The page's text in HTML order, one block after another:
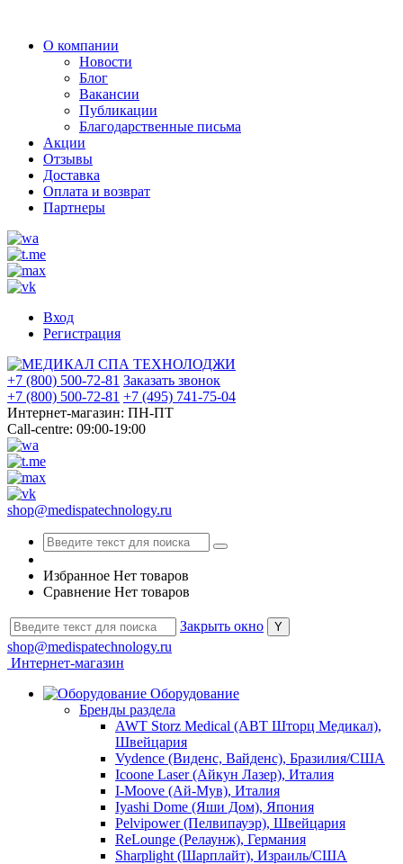
О компании
Новости
Блог
Вакансии
Публикации
Благодарственные письма
Акции
Отзывы
Доставка
Оплата и возврат
Партнеры
Вход
Регистрация
+7 (800) 500-72-81 Заказать звонок
+7 (800) 500-72-81 +7 (495) 741-75-04
Интернет-магазин: ПН-ПТ
Call-centre: 09:00-19:00
shop@medispatechnology.ru
Избранное Нет товаров
Сравнение Нет товаров
Закрыть окно
shop@medispatechnology.ru
Интернет-магазин
Оборудование
Бренды раздела
AWT Storz Medical (АВТ Шторц Медикал),
Швейцария
Vydence (Виденс, Вайденс), Бразилия/США
Icoone Laser (Айкун Лазер), Италия
I-Moove (Ай-Мув), Италия
Iyashi Dome (Яши Дом), Япония
Pelvipower (Пелвипауэр), Швейцария
ReLounge (Релаунж), Германия
Sharplight (Шарплайт), Израиль/США